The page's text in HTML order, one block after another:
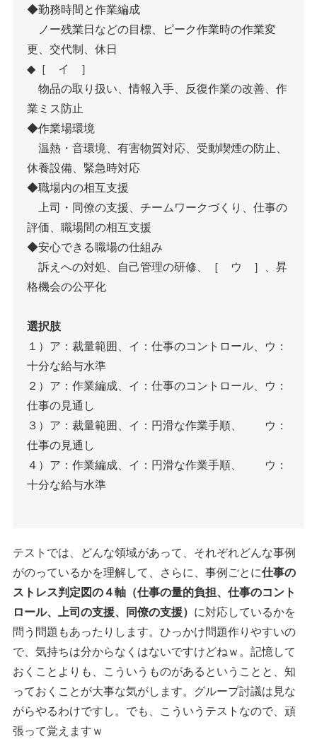
◆勤務時間と作業編成
ノー残業日などの目標、ピーク作業時の作業変
更、交代制、休日
◆［ イ ］
物品の取り扱い、情報入手、反復作業の改善、作
業ミス防止
◆作業場環境
温熱・音環境、有害物質対応、受動喫煙の防止、
休養設備、緊急時対応
◆職場内の相互支援
上司・同僚の支援、チームワークづくり、仕事の
評価、職場間の相互支援
◆安心できる職場の仕組み
訴えへの対処、自己管理の研修、［ ウ ］、昇
格機会の公平化
選択肢
１）ア：裁量範囲、イ：仕事のコントロール、ウ：
十分な給与水準
２）ア：作業編成、イ：仕事のコントロール、ウ：
仕事の見通し
３）ア：裁量範囲、イ：円滑な作業手順、 ウ：
仕事の見通し
４）ア：作業編成、イ：円滑な作業手順、 ウ：
十分な給与水準
テストでは、どんな領域があって、それぞれどんな事例
がのっているかを理解して、さらに、事例ごとに仕事の
ストレス判定図の４軸（仕事の量的負担、仕事のコント
ロール、上司の支援、同僚の支援） に対応しているかを
問う問題もあったりします。ひっかけ問題作りやすいの
で、気持ちは分からなくはないですけどねｗ。記憶して
おくことよりも、こういうものがあるということと、知
っておくことが大事な気がします。グループ討議は見な
がらやるわけですし。でも、こういうテストなので、頑
張って覚えますｗ